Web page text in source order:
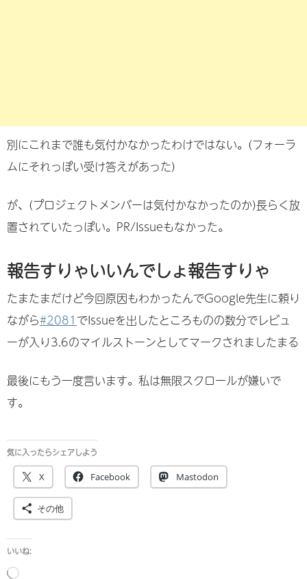
別にこれまで誰も気付かなかったわけではない。(フォーラ
ムにそれっぽい受け答えがあった)
が、(プロジェクトメンバーは気付かなかったのか)長らく放
置されていたっぽい。PR/Issueもなかった。
報告すりゃいいんでしょ報告すりゃ
たまたまだけど今回原因もわかったんでGoogle先生に頼り
ながら#2081 でIssueを出したところものの数分でレビュ
ーが入り3.6のマイルストーンとしてマークされましたまる
最後にもう一度言います。私は無限スクロールが嫌いで
す。
気に入ったらシェアしよう
X Facebook Mastodon
その他
いいね:
読